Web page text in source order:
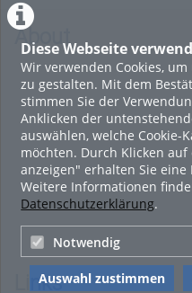
Diese Webseite
Wir verwenden Cookies,
zu gestalten. Mit dem
stimmen Sie der
Anklicken der
auswählen, welche Cookie-
möchten. Durch Klicken
anzeigen" erhalten Sie
Weitere Informationen
Datenschutzerklärung.
Notwendig
Auswahl zustimmen
About
Links